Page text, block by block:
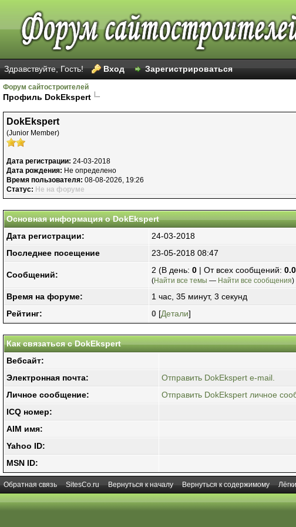
Здравствуйте, Гость! Вход Зарегистрироваться
Форум сайтостроителей
Профиль DokEkspert
DokEkspert
(Junior Member)
Дата регистрации: 24-03-2018
Дата рождения: Не определено
Время пользователя: 08-08-2026, 19:26
Статус: Не на форуме
Основная информация о DokEkspert
Дата регистрации:
24-03-2018
Последнее посещение
23-05-2018 08:47
Сообщений: 2 (В день: 0 | От всех сообщений:
(Найти все темы — Найти все сообщения)
Время на форуме:
1 час, 35 минут, 3 секунд
Рейтинг:
0 [Детали]
Как связаться с DokEkspert
Вебсайт:
Электронная почта:
Отправить DokEkspert e-mail.
Личное сообщение:
Отправить DokEkspert личное
ICQ номер:
AIM имя:
Yahoo ID:
MSN ID:
Обратная связь SitesCo.ru Вернуться к началу Вернуться к содержимому